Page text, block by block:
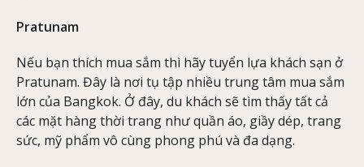
Pratunam
Nếu bạn thích mua sắm thì hãy tuyển lựa khách sạn ở
Pratunam. Đây là nơi tụ tập nhiều trung tâm mua sắm
lớn của Bangkok. Ở đây, du khách sẽ tìm thấy tất cả
các mặt hàng thời trang như quần áo, giầy dép, trang
sức, mỹ phẩm vô cùng phong phú và đa dạng.